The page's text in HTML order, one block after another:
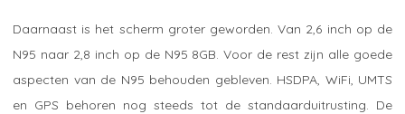
Daarnaast is het scherm groter geworden. Van 2,6 inch op de
N95 naar 2,8 inch op de N95 8GB. Voor de rest zijn alle goede
aspecten van de N95 behouden gebleven. HSDPA, WiFi, UMTS
en GPS behoren nog steeds tot de standaarduitrusting. De